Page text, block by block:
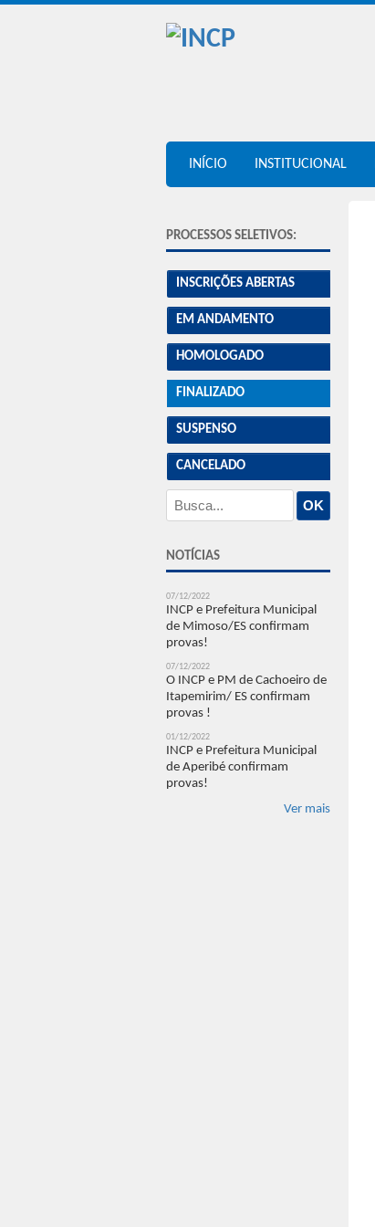
INÍCIO INSTITUCIONAL
PROCESSOS SELETIVOS:
INSCRIÇÕES ABERTAS
EM ANDAMENTO
HOMOLOGADO
FINALIZADO
SUSPENSO
CANCELADO
OK
NOTÍCIAS
07/12/2022
INCP e Prefeitura Municipal
de Mimoso/ES confirmam
provas!
07/12/2022
O INCP e PM de Cachoeiro de
Itapemirim/ ES confirmam
provas !
01/12/2022
INCP e Prefeitura Municipal
de Aperibé confirmam
provas!
Ver mais